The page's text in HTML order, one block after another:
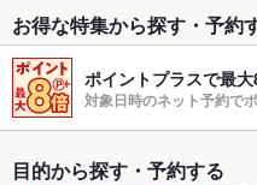
お得な特集から探す・予約
ポイントプラスで最
対象日時のネット予約で
目的から探す・予約する